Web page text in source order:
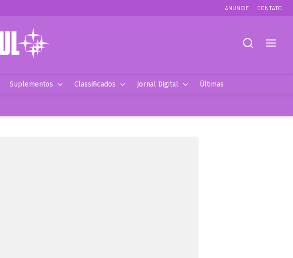
ANUNCIE CONTATO
Suplementos Classificados Jornal Digital Últimas